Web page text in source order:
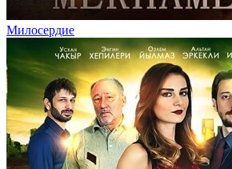
Милосердие